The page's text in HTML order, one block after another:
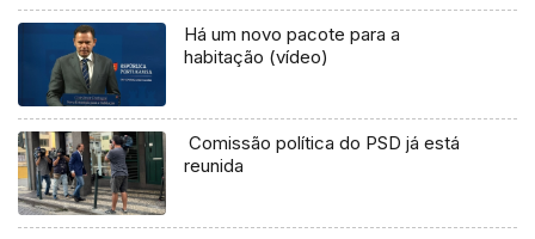
Há um novo pacote para a
habitação (vídeo)
Comissão política do PSD já está
reunida